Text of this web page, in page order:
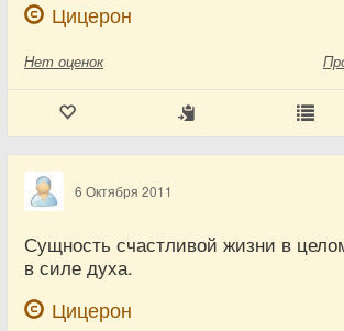
Цицерон
Нет оценок
6 Октября 2011
Сущность счастливой жизни в
в силе духа.
Цицерон